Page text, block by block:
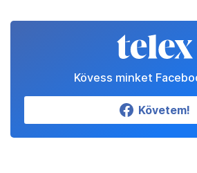
Kövess minket
Követem!